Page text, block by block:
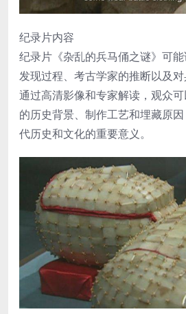
纪录片内容
纪录片《杂乱的兵马俑之谜》可
发现过程、考古学家的推断以及对
通过高清影像和专家解读，观众
的历史背景、制作工艺和埋藏原
代历史和文化的重要意义。